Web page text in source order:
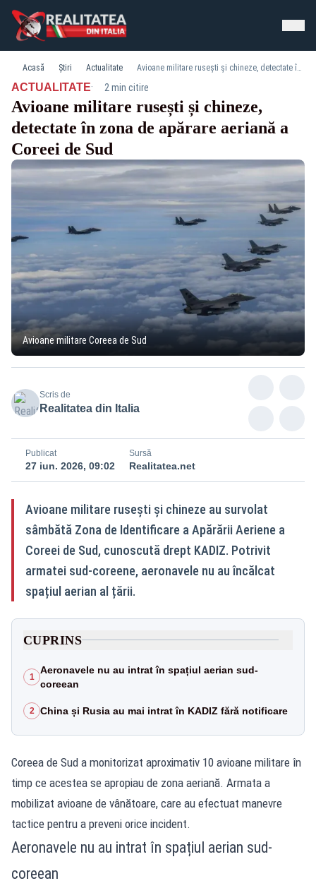
Acasă Știri Actualitate Avioane militare rusești și chineze, detectate în zona de apărare aeriană a Coreei de Sud
ACTUALITATE· 2 min citire
Avioane militare rusești și chineze,
detectate în zona de apărare aeriană a
Coreei de Sud
Avioane militare Coreea de Sud
Scris de
Realitatea din Italia
Publicat
27 iun. 2026, 09:02
Sursă
Realitatea.net
Avioane militare rusești și chineze au survolat
sâmbătă Zona de Identificare a Apărării Aeriene a
Coreei de Sud, cunoscută drept KADIZ. Potrivit
armatei sud-coreene, aeronavele nu au încălcat
spațiul aerian al țării.
CUPRINS
1
Aeronavele nu au intrat în spațiul aerian sud-
coreean
2 China și Rusia au mai intrat în KADIZ fără notificare
Coreea de Sud a monitorizat aproximativ 10 avioane militare în
timp ce acestea se apropiau de zona aeriană. Armata a
mobilizat avioane de vânătoare, care au efectuat manevre
tactice pentru a preveni orice incident.
Aeronavele nu au intrat în spațiul aerian sud-
coreean